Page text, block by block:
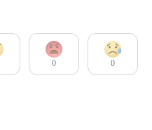
0 0